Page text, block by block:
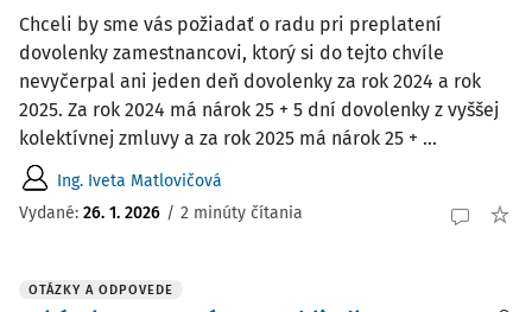
Chceli by sme vás požiadať o radu pri preplatení
dovolenky zamestnancovi, ktorý si do tejto chvíle
nevyčerpal ani jeden deň dovolenky za rok 2024 a rok
2025. Za rok 2024 má nárok 25 + 5 dní dovolenky z vyššej
kolektívnej zmluvy a za rok 2025 má nárok 25 + ...
Ing. Iveta Matlovičová
Vydané: 26. 1. 2026 / 2 minúty čítania
OTÁZKY A ODPOVEDE